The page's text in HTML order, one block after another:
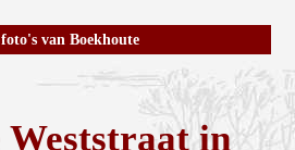
van Boekhoute
in